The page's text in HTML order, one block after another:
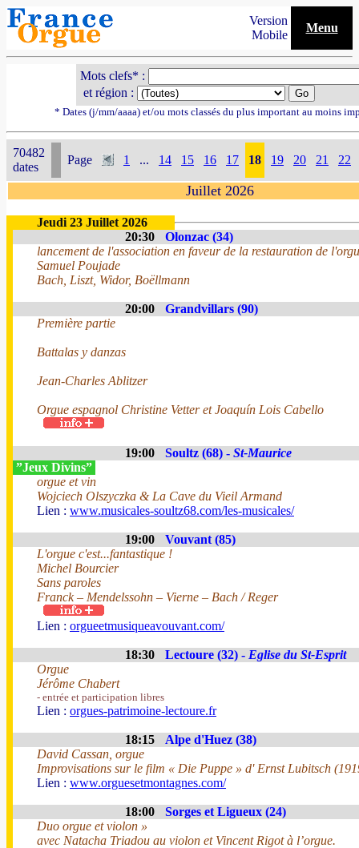
Version
Mobile
Menu
Mots clefs* :
et région :
* Dates (j/mm/aaaa) et/ou mots classés du plus important au moins
70482
dates
Page 1 ... 14 15 16 17 18 19 20 21 22
Juillet 2026
Jeudi 23 Juillet 2026
20:30
Olonzac (34)
lancement de l'association en faveur de la restauration de
Samuel Poujade
Bach, Liszt, Widor, Boëllmann
20:00
Grandvillars (90)
Première partie
Battalas y danzas
Jean-Charles Ablitzer
Orgue espagnol Christine Vetter et Joaquín Lois Cabello
19:00 Soultz (68) - St-Maurice
”Jeux Divins”
orgue et vin
Wojciech Olszyczka & La Cave du Vieil Armand
Lien : www.musicales-soultz68.com/les-musicales/
19:00
Vouvant (85)
L'orgue c'est...fantastique !
Michel Bourcier
Sans paroles
Franck – Mendelssohn – Vierne – Bach / Reger
Lien : orgueetmusiqueavouvant.com/
18:30 Lectoure (32) - Eglise du St-Esprit
Orgue
Jérôme Chabert
- entrée et participation libres
Lien : orgues-patrimoine-lectoure.fr
18:15
Alpe d'Huez (38)
David Cassan, orgue
Improvisations sur le film « Die Puppe » d' Ernst Lubitsch
Lien : www.orguesetmontagnes.com/
18:00
Sorges et Ligueux (24)
Duo orgue et violon »
avec Natacha Triadou au violon et Vincent Rigot à l’orgue.